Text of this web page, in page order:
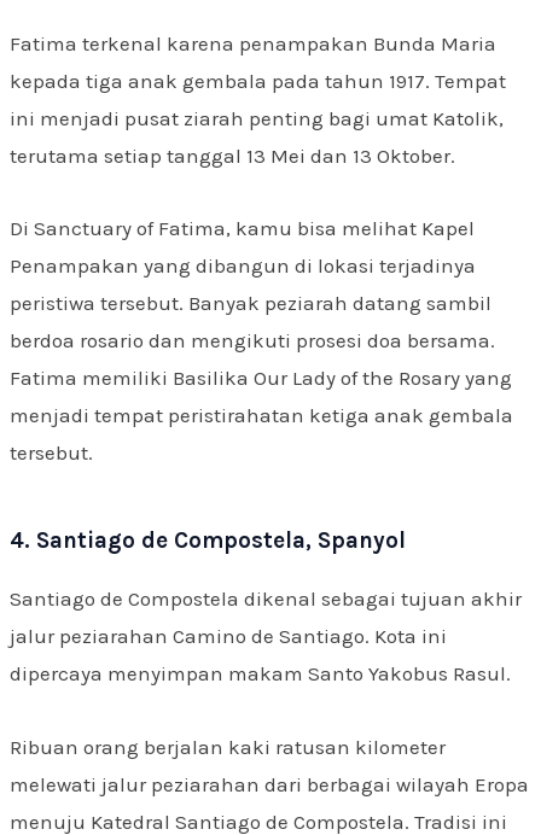
Fatima terkenal karena penampakan Bunda Maria
kepada tiga anak gembala pada tahun 1917. Tempat
ini menjadi pusat ziarah penting bagi umat Katolik,
terutama setiap tanggal 13 Mei dan 13 Oktober.
Di Sanctuary of Fatima, kamu bisa melihat Kapel
Penampakan yang dibangun di lokasi terjadinya
peristiwa tersebut. Banyak peziarah datang sambil
berdoa rosario dan mengikuti prosesi doa bersama.
Fatima memiliki Basilika Our Lady of the Rosary yang
menjadi tempat peristirahatan ketiga anak gembala
tersebut.
4. Santiago de Compostela, Spanyol
Santiago de Compostela dikenal sebagai tujuan akhir
jalur peziarahan Camino de Santiago. Kota ini
dipercaya menyimpan makam Santo Yakobus Rasul.
Ribuan orang berjalan kaki ratusan kilometer
melewati jalur peziarahan dari berbagai wilayah Eropa
menuju Katedral Santiago de Compostela. Tradisi ini